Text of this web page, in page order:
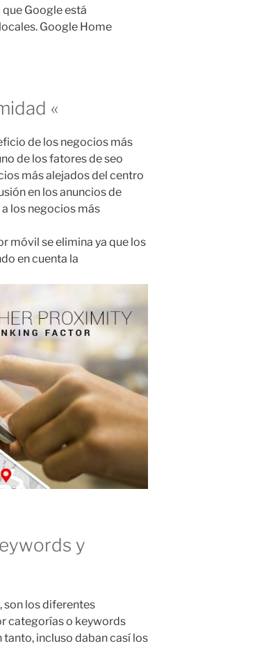
Google está
Google Home
«
de los negocios más
de los fatores de seo
más alejados del centro
en los anuncios de
los negocios más
móvil se elimina ya que los
en cuenta la
y
son los diferentes
categorías o keywords
incluso daban casí los